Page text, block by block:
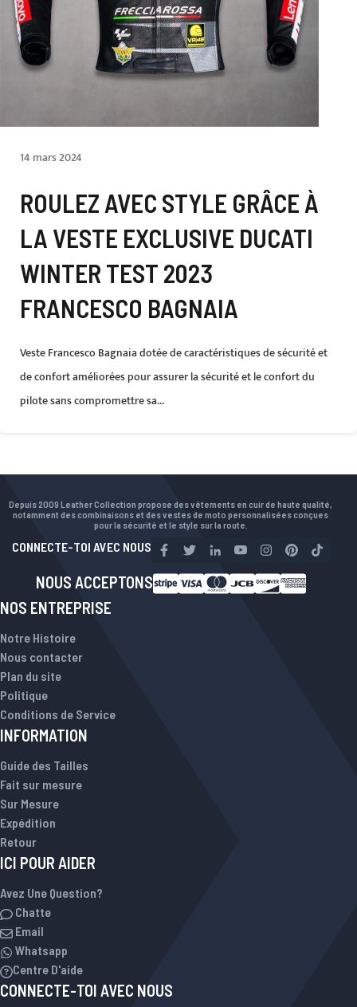
14 mars 2024
ROULEZ AVEC STYLE GRÂCE À
LA VESTE EXCLUSIVE DUCATI
WINTER TEST 2023
FRANCESCO BAGNAIA
Veste Francesco Bagnaia dotée de caractéristiques de sécurité et
de confort améliorées pour assurer la sécurité et le confort du
pilote sans compromettre sa...
Depuis 2009 Leather Collection propose des vêtements en cuir de haute qualité,
notamment des combinaisons et des vestes de moto personnalisées conçues
pour la sécurité et le style sur la route.
CONNECTE-TOI AVEC NOUS
NOUS ACCEPTONS
NOS ENTREPRISE
Notre Histoire
Nous contacter
Plan du site
Politique
Conditions de Service
INFORMATION
Guide des Tailles
Fait sur mesure
Sur Mesure
Expédition
Retour
ICI POUR AIDER
Avez Une Question?
Chatte
Email
Whatsapp
Centre D'aide
CONNECTE-TOI AVEC NOUS